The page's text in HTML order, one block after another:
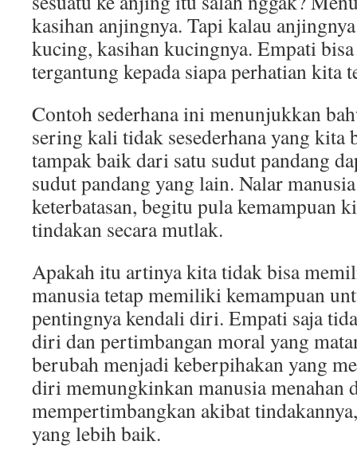
kasihan anjingnya. Tapi kalau
kucing, kasihan kucingnya. Empati
tergantung kepada siapa perhatian kita
Contoh sederhana ini menunjukkan
sering kali tidak sesederhana yang kita
tampak baik dari satu sudut pandang
sudut pandang yang lain. Nalar
keterbatasan, begitu pula kemampuan
tindakan secara mutlak.
Apakah itu artinya kita tidak bisa
manusia tetap memiliki kemampuan
pentingnya kendali diri. Empati saja
diri dan pertimbangan moral yang
berubah menjadi keberpihakan yang
diri memungkinkan manusia menahan
mempertimbangkan akibat
yang lebih baik.